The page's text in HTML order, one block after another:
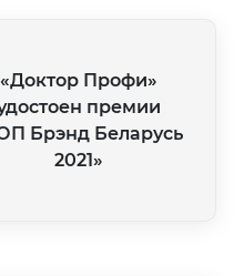
«Доктор Профи»
премии
Брэнд Беларусь
2021»